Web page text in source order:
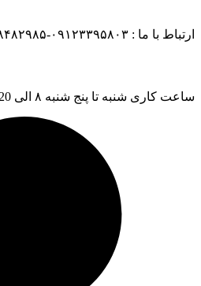
ارتباط با ما : ۰۹۱۲۳۳۹۵۸۰۳-۰۹۱۲۸۴۸۲۹۸۵
ساعت کاری شنبه تا پنج شنبه ۸ الی 20